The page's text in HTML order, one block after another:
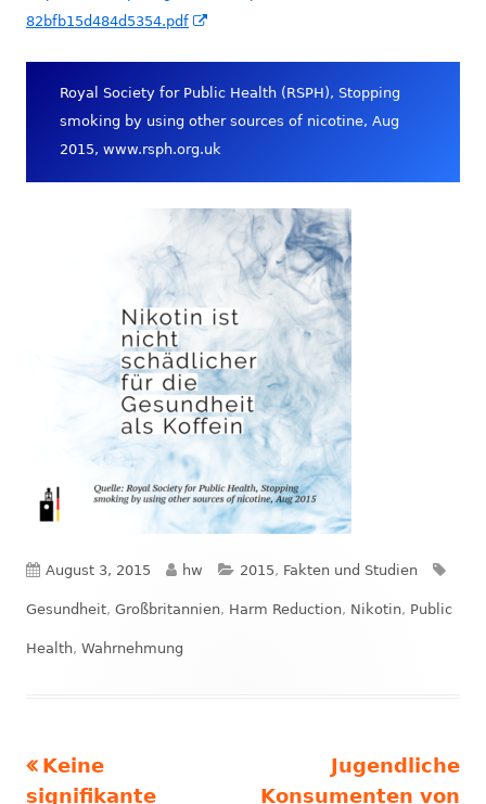
82bfb15d484d5354.pdf
Royal Society for Public Health (RSPH), Stopping
smoking by using other sources of nicotine, Aug
2015, www.rsph.org.uk
Veröffentlicht
am
August 3, 2015 Autor
hw Kategorien
2015, Fakten und Studien
Gesundheit, Großbritannien, Harm Reduction, Nikotin, Public
Health, Wahrnehmung
Beitrags-
Vorheriger
Beitrag:
Keine
signifikante
Nächster
Beitrag
Jugendliche
Konsumenten von